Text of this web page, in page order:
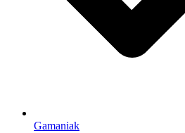
Gamaniak